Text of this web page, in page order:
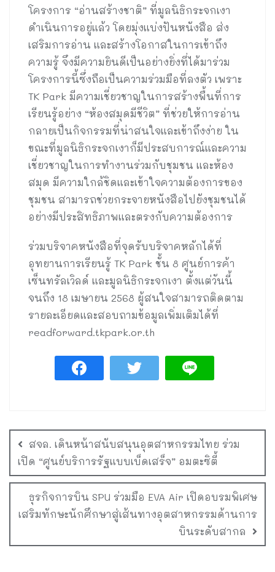
โครงการ “อ่านสร้างชาติ” ที่มูลนิธิกระจกเงา
ดำเนินการอยู่แล้ว โดยมุ่งแบ่งปันหนังสือ ส่ง
เสริมการอ่าน และสร้างโอกาสในการเข้าถึง
ความรู้ จึงมีความยินดีเป็นอย่างยิ่งที่ได้มาร่วม
โครงการนี้ซึ่งถือเป็นความร่วมมือที่ลงตัว เพราะ
TK Park มีความเชี่ยวชาญในการสร้างพื้นที่การ
เรียนรู้อย่าง “ห้องสมุดมีชีวิต” ที่ช่วยให้การอ่าน
กลายเป็นกิจกรรมที่น่าสนใจและเข้าถึงง่าย ใน
ขณะที่มูลนิธิกระจกเงาก็มีประสบการณ์และความ
เชี่ยวชาญในการทำงานร่วมกับชุมชน และห้อง
สมุด มีความใกล้ชิดและเข้าใจความต้องการของ
ชุมชน สามารถช่วยกระจายหนังสือไปยังชุมชนได้
อย่างมีประสิทธิภาพและตรงกับความต้องการ
ร่วมบริจาคหนังสือที่จุดรับบริจาคหลักได้ที่
อุทยานการเรียนรู้ TK Park ชั้น 8 ศูนย์การค้า
เซ็นทรัลเวิลด์ และมูลนิธิกระจกเงา ตั้งแต่วันนี้
จนถึง 18 เมษายน 2568 ผู้สนใจสามารถติดตาม
รายละเอียดและสอบถามข้อมูลเพิ่มเติมได้ที่
readforward.tkpark.or.th
สจล. เดินหน้าสนับสนุนอุตสาหกรรมไทย ร่วม
เปิด “ศูนย์บริการรัฐแบบเบ็ดเสร็จ” อมตะซิตี้
ธุรกิจการบิน SPU ร่วมมือ EVA Air เปิดอบรมพิเศษ
เสริมทักษะนักศึกษาสู่เส้นทางอุตสาหกรรมด้านการ
บินระดับสากล